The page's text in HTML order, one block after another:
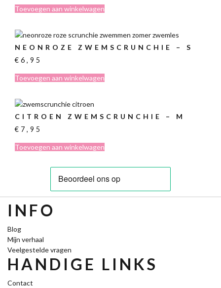
Toevoegen aan winkelwagen
NEONROZE ZWEMSCRUNCHIE – S
€ 6,95
Toevoegen aan winkelwagen
CITROEN ZWEMSCRUNCHIE – M
€ 7,95
Toevoegen aan winkelwagen
INFO
Blog
Mijn verhaal
Veelgestelde vragen
HANDIGE LINKS
Contact